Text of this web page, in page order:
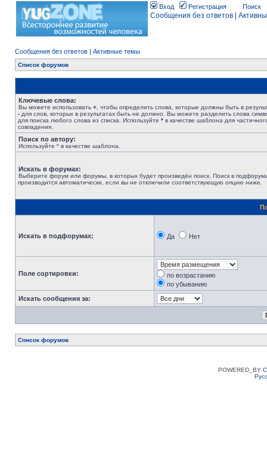
Вход Регистрация Поиск
Сообщения без ответов
Сообщения без ответов | Активные темы
Список форумов
Ключевые слова:
Вы можете использовать + , чтобы определить слова, которые должны быть в
- для слов, которых в результатах быть не должно. Вы можете разделить слова
для поиска любого слова из списка. Используйте * в качестве шаблона для
совпадения.
Поиск по автору:
Используйте * в качестве шаблона.
Искать в форумах:
Выберите форум или форумы, в которых будет произведён поиск. Поиск в
производится автоматически, если вы не отключили соответствующую опцию ниже.
Искать в подфорумах: Да Нет
Поле сортировки:
по возрастанию
по убыванию
Искать сообщения за:
Список форумов
POWERED_BY